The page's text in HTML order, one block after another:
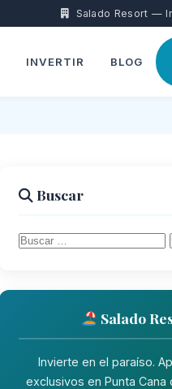
Salado Resort —
INVERTIR BLOG
Buscar
Buscar:
Salado
Invierte en el paraíso.
exclusivos en Punta Cana